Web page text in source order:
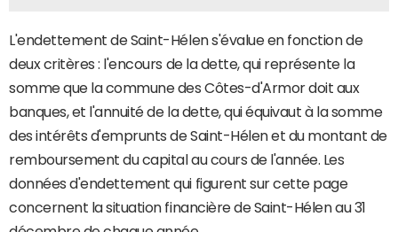
L'endettement de Saint-Hélen s'évalue en fonction de
deux critères : l'encours de la dette, qui représente la
somme que la commune des Côtes-d'Armor doit aux
banques, et l'annuité de la dette, qui équivaut à la somme
des intérêts d'emprunts de Saint-Hélen et du montant de
remboursement du capital au cours de l'année. Les
données d'endettement qui figurent sur cette page
concernent la situation financière de Saint-Hélen au 31